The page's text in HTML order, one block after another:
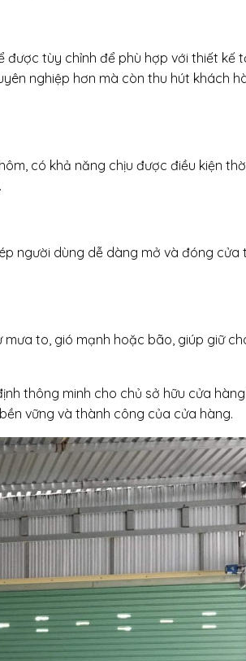
được tùy chỉnh để phù hợp với thiết kế
nghiệp hơn mà còn thu hút khách
có khả năng chịu được điều kiện
người dùng dễ dàng mở và đóng cửa
to, gió mạnh hoặc bão, giúp giữ
thông minh cho chủ sở hữu cửa hàng
vững và thành công của cửa hàng.